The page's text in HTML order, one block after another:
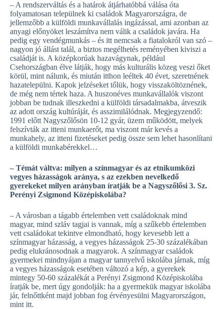
– A rendszerváltás és a határok átjárhatóbbá válása óta
folyamatosan települnek ki családok Magyarországra, de
jellemzőbb a külföldi munkavállalás ingázással, ami azonban az
anyagi előnyöket leszámítva nem válik a családok javára. Ha
pedig egy vendégmunkás – és itt nemcsak a fiatalokról van szó –
nagyon jó állást talál, a biztos megélhetés reményében kiviszi a
családját is. A középkorúak hazavágynak, például
Csehországban élve látják, hogy más kulturális közeg veszi őket
körül, mint nálunk, és miután itthon leéltek 40 évet, szeretnének
hazatelepülni. Kapok jelzéseket tőlük, hogy visszaköltöznének,
de még nem tértek haza. A huszonéves munkavállalók viszont
jobban be tudnak illeszkedni a külföldi társadalmakba, átveszik
az adott ország kultúráját, és asszimilálódnak. Megjegyzendő:
1991 előtt Nagyszőlősön 10-12 gyár, üzem működött, melyek
felszívták az itteni munkaerőt, ma viszont már kevés a
munkahely, az itteni fizetéseket pedig össze sem lehet hasonlítani
a külföldi munkabérekkel…
– Témát váltva: milyen a színmagyar és az etnikumközi
vegyes házasságok aránya, s az ezekben nevelkedő
gyerekeket milyen arányban íratják be a Nagyszőlősi 3. Sz.
Perényi Zsigmond Középiskolába?
– A városban a tágabb értelemben vett családoknak mind
magyar, mind szláv tagjai is vannak, míg a szűkebb értelemben
vett családokat tekintve elmondható, hogy kevesebb lett a
színmagyar házasság, a vegyes házasságok 25-30 százalékában
pedig elukránosodnak a magyarok. A színmagyar családok
gyermekei mindnyájan a magyar tannyelvű iskolába járnak, míg
a vegyes házasságok esetében változó a kép, a gyerekek
mintegy 50-60 százalékát a Perényi Zsigmond Középiskolába
íratják be, mert úgy gondolják: ha a gyermekük magyar iskolába
jár, felnőttként majd jobban fog érvényesülni Magyarországon,
mint itt.